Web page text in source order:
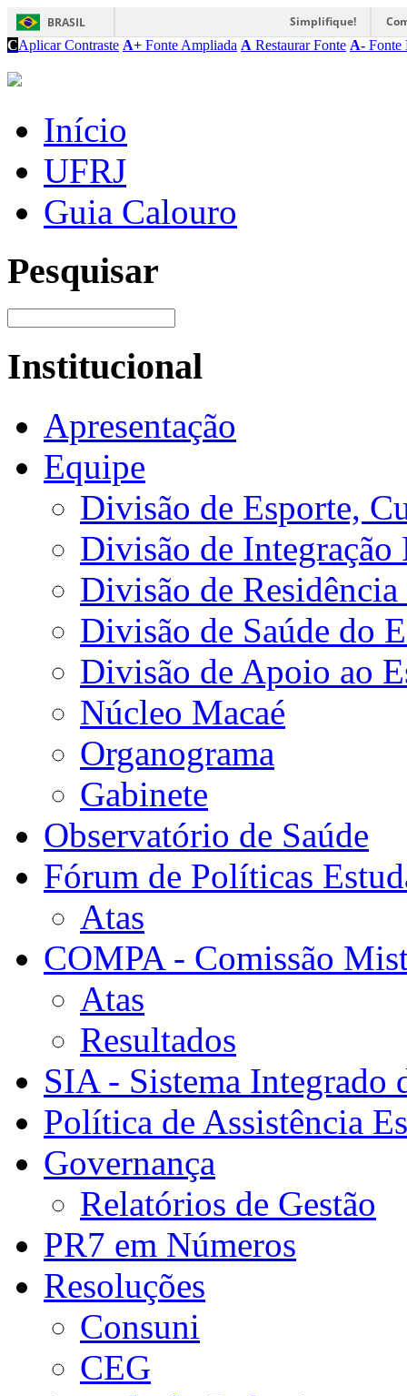
BRASIL Simplifique!
CAplicar Contraste A+ Fonte Ampliada A Restaurar Fonte A- Fonte
Início
UFRJ
Guia Calouro
Pesquisar
Institucional
Apresentação
Equipe
Divisão de Esporte,
Divisão de Integração
Divisão de
Divisão de Saúde do
Divisão de Apoio ao
Núcleo Macaé
Organograma
Gabinete
Observatório de Saúde
Fórum de Políticas
Atas
COMPA - Comissão
Atas
Resultados
SIA - Sistema Integrado
Política de Assistência
Governança
Relatórios de Gestão
PR7 em Números
Resoluções
Consuni
CEG